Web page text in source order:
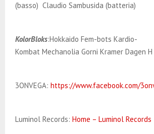
(basso) Claudio Sambusida (batteria)
KolorBloks:Hokkaido Fem-bots Kardio-
Kombat Mechanolia Gorni Kramer Dagen H
3ONVEGA: https://www.facebook.com/
Luminol Records: Home – Luminol Records